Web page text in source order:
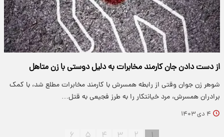
از دست دادن جان کارمند مخابرات به دلیل دوستی با زن متاهل
شوهر زن جوان وقتی از رابطه همسرش با کارمند مخابرات مطلع شد، با کمک
برادران همسرش، مرد خیانتکار را به طرز فجیعی به قتل…
۴ دی ۱۴۰۳